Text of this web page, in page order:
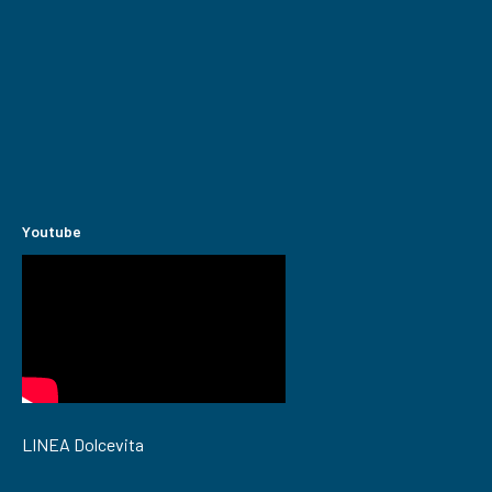
Youtube
LINEA Dolcevita